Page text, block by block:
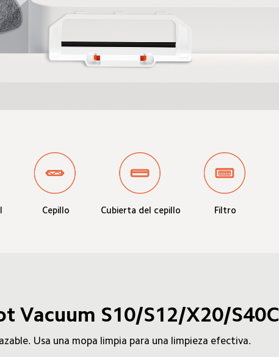
Cepillo Cubierta del cepillo Filtro
Vacuum S10/S12/X20/S40C
Usa una mopa limpia para una limpieza efectiva.